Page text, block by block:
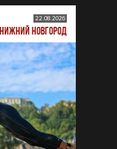
22.08.2026
НИЖНИЙ НОВГОРОД